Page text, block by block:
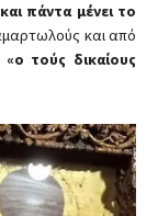
πάντα μένει το
και από
«ο τούς δικαίους